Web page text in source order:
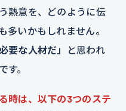
熱意を、どのように伝
多いかもしれません。
要な人材だ」
と思われ
す。
時は、以下の3つのステ